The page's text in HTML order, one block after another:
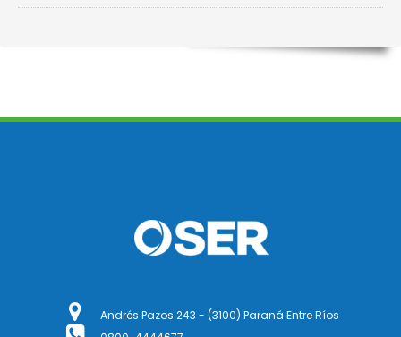
Andrés Pazos 243 - (3100) Paraná Entre Ríos